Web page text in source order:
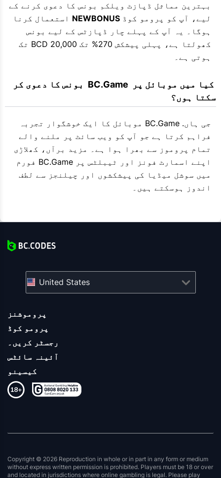
بہترین مماثل ڈپازٹ ویلکم بونس کا دعوی کرنے کے
لیے، آپ کو پرومو کوڈ NEWBONUS استعمال کرنا
ہوگا۔ یہ آپ کے پہلے چار ڈپازٹس کے لیے بونس
کھولتا ہے، پہلی پیشکش 270% تک 20,000 BCD تک
ہوتی ہے۔
سکتا ہوں؟
جی ہاں. BC.Game موبائل کا ایک خوشگوار تجربہ
فراہم کرتا ہے جو آپ کو ویب سائٹ پر ملنے والے
تمام پروموز سے بھرا ہوا ہے۔ مزید برآں، کھلاڑی
اپنے اسمارٹ فونز اور ٹیبلٹس پر BC.Game فورم
میں سوشل میڈیا کی پیشکشوں اور چیلنجز سے لطف
اندوز ہوسکتے ہیں۔
پروموشنز
پرومو کوڈ
رجسٹر کریں۔
آئینہ سائٹس
کیسینو
United States
Copyright © 2026 Reproduction in whole or in part in any form or medium
without express written permission is prohibited. Players must be 18 or over
and located in jurisdictions where online gambling is legal. Please play